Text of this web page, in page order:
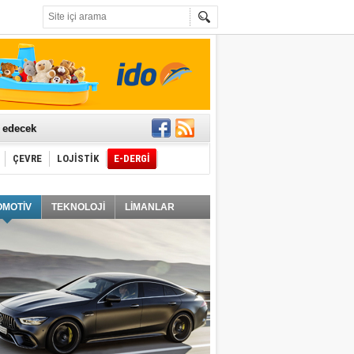
ÇEVRE LOJİSTİK E-DERGİ
TEKNOLOJİ LİMANLAR